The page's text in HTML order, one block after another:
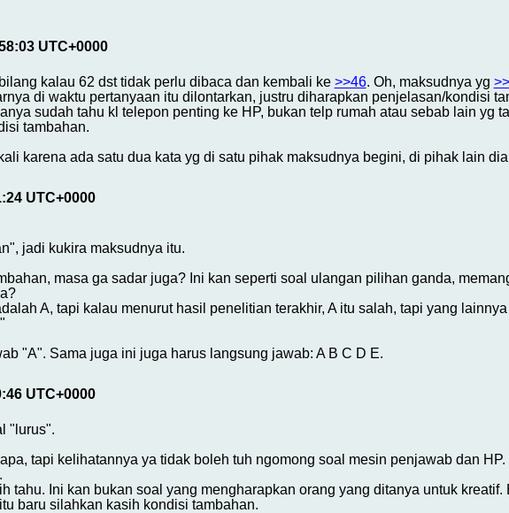
UTC+0000
kalau 62 dst tidak perlu dibaca dan kembali ke >>46. Oh, maksudnya yg
di waktu pertanyaan itu dilontarkan, justru diharapkan penjelasan/kondisi
sudah tahu kl telepon penting ke HP, bukan telp rumah atau sebab lain yg
tambahan.
karena ada satu dua kata yg di satu pihak maksudnya begini, di pihak lain
UTC+0000
jadi kukira maksudnya itu.
masa ga sadar juga? Ini kan seperti soal ulangan pilihan ganda,
A, tapi kalau menurut hasil penelitian terakhir, A itu salah, tapi yang
"A". Sama juga ini juga harus langsung jawab: A B C D E.
UTC+0000
"lurus".
tapi kelihatannya ya tidak boleh tuh ngomong soal mesin penjawab dan
tahu. Ini kan bukan soal yang mengharapkan orang yang ditanya untuk kreatif.
baru silahkan kasih kondisi tambahan.